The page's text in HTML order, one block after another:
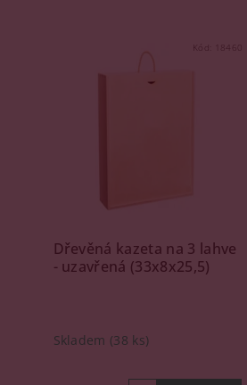
Kód: 18460
Dřevěná kazeta na 3 lahve
- uzavřená (33x8x25,5)
Skladem (38 ks)